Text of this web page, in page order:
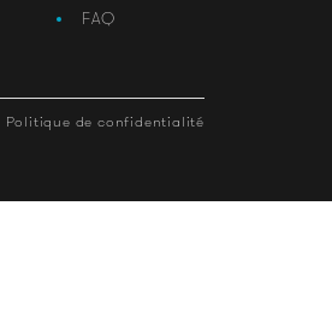
FAQ
Politique de confidentialité